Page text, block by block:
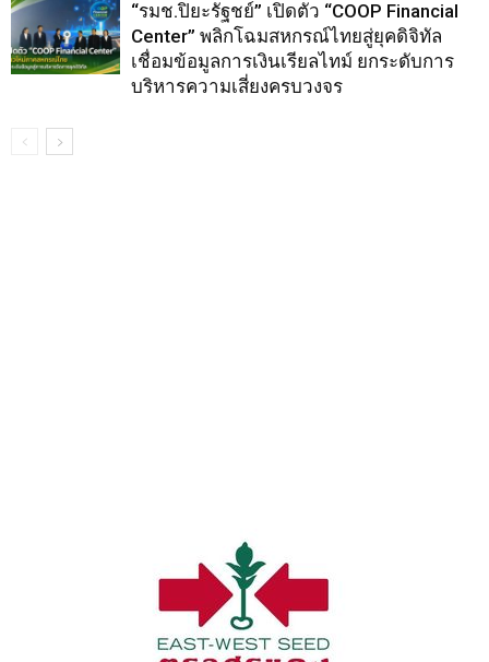
“รมช.ปิยะรัฐชย์” เปิดตัว “COOP Financial
Center” พลิกโฉมสหกรณ์ไทยสู่ยุคดิจิทัล
เชื่อมข้อมูลการเงินเรียลไทม์ ยกระดับการ
บริหารความเสี่ยงครบวงจร